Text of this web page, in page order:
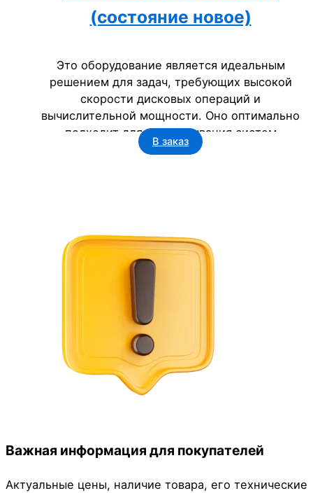
(состояние новое)
Это оборудование является идеальным
решением для задач, требующих высокой
скорости дисковых операций и
вычислительной мощности. Оно оптимально
подходит для развертывания систем
виртуализации, работы с базами данных и
В заказ
Важная информация для покупателей
Актуальные цены, наличие товара, его технические